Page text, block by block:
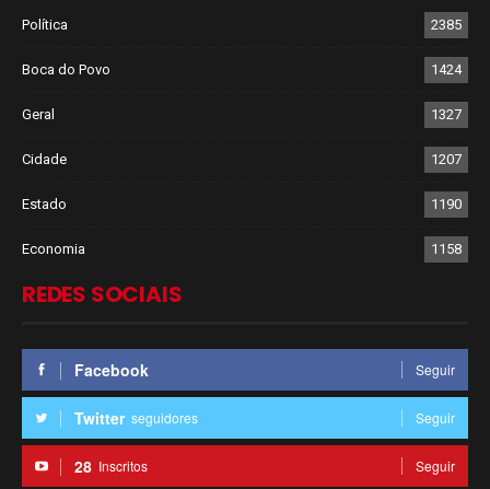
Política 2385
Boca do Povo 1424
Geral 1327
Cidade 1207
Estado 1190
Economia 1158
REDES SOCIAIS
Facebook Seguir
Twitter seguidores Seguir
28 Inscritos Seguir